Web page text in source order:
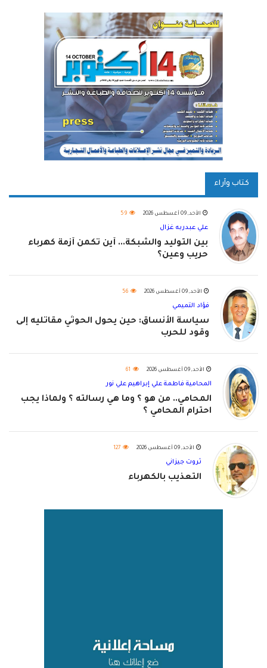
كتاب وآراء
الأحد, 09 أغسطس 2026 59
علي عبدربه غزال
بين التوليد والشبكة... أين تكمن أزمة كهرباء
حريب وعين؟
الأحد, 09 أغسطس 2026 56
فؤاد التميمي
سياسة الأنساق: حين يحول الحوثي مقاتليه إلى
وقود للحرب
الأحد, 09 أغسطس 2026 61
المحامية فاطمة علي إبراهيم علي نور
المحامي.. من هو ؟ وما هي رسالته ؟ ولماذا يجب
احترام المحامي ؟
الأحد, 09 أغسطس 2026 127
ثروت جيزاني
التعذيب بالكهرباء